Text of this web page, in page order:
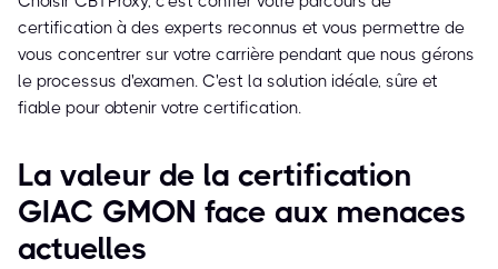
certification à des experts reconnus et vous permettre de
vous concentrer sur votre carrière pendant que nous gérons
le processus d'examen. C'est la solution idéale, sûre et
fiable pour obtenir votre certification.
La valeur de la certification
GIAC GMON face aux menaces
actuelles